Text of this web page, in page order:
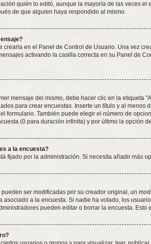
quién lo editó, aunque la mayoría de las veces
de que alguien haya respondido al mismo.
crearla en el Panel de Control de Usuario. Una vez
activando la casilla correcta en su Panel de
mensaje del mismo, debe hacer clic en la etiqueta
para crear encuestas. Inserte un título y al
formulario. También puede elegir el número de
(0 para duración infinita) y por último la opción
a la encuesta?
fijado por la administración. Si necesita añadir más
ser modificadas por su creador original, un
asociado a la encuesta. Si nadie ha votado, los
pueden editar o borrar la encuesta.